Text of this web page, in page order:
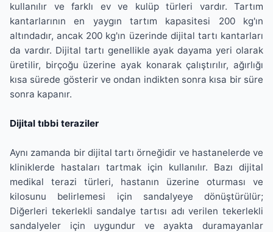
kullanılır ve farklı ev ve kulüp türleri vardır. Tartım
kantarlarının en yaygın tartım kapasitesi 200 kg'ın
altındadır, ancak 200 kg'ın üzerinde dijital tartı kantarları
da vardır. Dijital tartı genellikle ayak dayama yeri olarak
üretilir, birçoğu üzerine ayak konarak çalıştırılır, ağırlığı
kısa sürede gösterir ve ondan indikten sonra kısa bir süre
sonra kapanır.
Dijital tıbbi teraziler
Aynı zamanda bir dijital tartı örneğidir ve hastanelerde ve
kliniklerde hastaları tartmak için kullanılır. Bazı dijital
medikal terazi türleri, hastanın üzerine oturması ve
kilosunu belirlemesi için sandalyeye dönüştürülür;
Diğerleri tekerlekli sandalye tartısı adı verilen tekerlekli
sandalyeler için uygundur ve ayakta duramayanlar